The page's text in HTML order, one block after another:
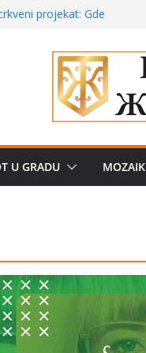
i sekularne
traženije Španija,
U GRADU MOZAIK